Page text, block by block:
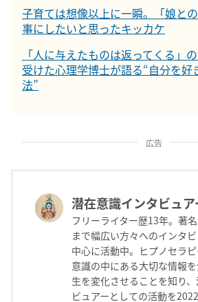
子育ては想像以上に一瞬。「娘と
事にしたいと思ったキッカケ
「人に与えたものは返ってくる」
受けた心理学博士が語る“自分を好
法”
広告
潜在意識インタビュ
フリーライター歴13年。著
まで幅広い方々へのインタ
中心に活動中。ヒプノセラ
意識の中にある大切な情報
生を変化させることを知り
ビュアーとしての活動を